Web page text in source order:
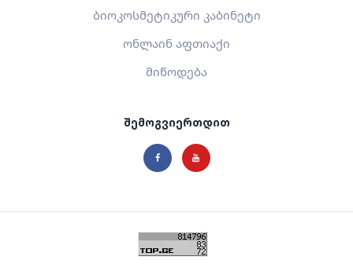
ბიოკოსმეტიკური კაბინეტი
ონლაინ აფთიაქი
მიწოდება
შემოგვიერთდით